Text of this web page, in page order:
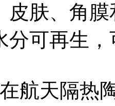
皮肤、角
分可再生
航天隔热